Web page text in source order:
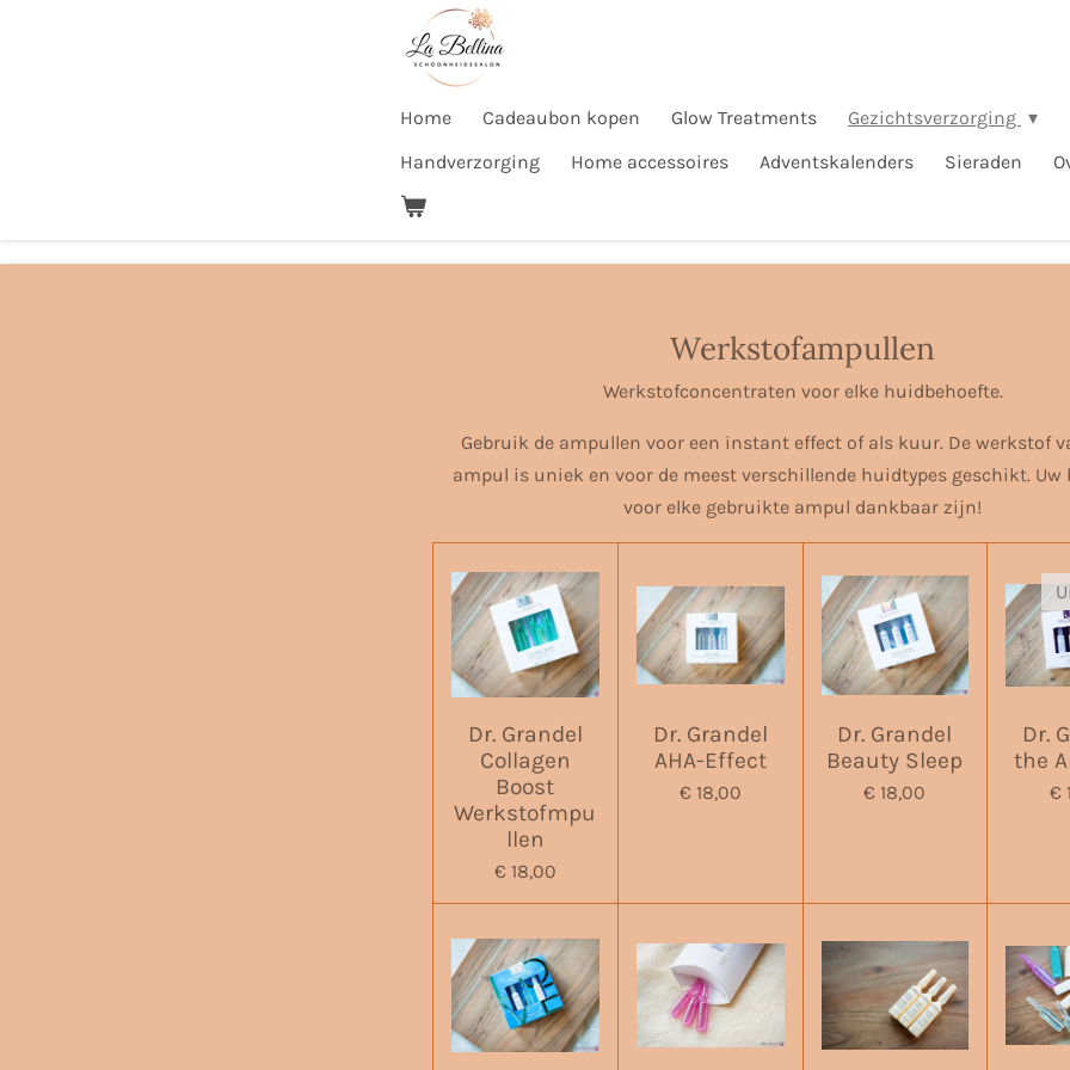
Home Cadeaubon kopen Glow Treatments
Gezichtsverzorging
Handverzorging
Home accessoires Adventskalenders Sieraden
Werkstofampullen
Werkstofconcentraten voor elke huidbehoefte.
Gebruik de ampullen voor een instant effect of als kuur. De werkstof
ampul is uniek en voor de meest verschillende huidtypes geschikt. Uw
voor elke gebruikte ampul dankbaar zijn!
Dr. Grandel
Collagen
Boost
Werkstofmpu
llen
€ 18,00
Dr. Grandel
AHA-Effect
€ 18,00
Dr. Grandel
Beauty Sleep
€ 18,00
Dr.
the
€